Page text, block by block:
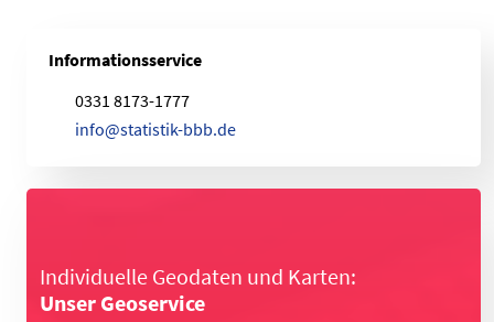
Informationsservice
0331 8173-1777
info@statistik-bbb.de
Individuelle Geodaten und Karten:
Unser Geoservice